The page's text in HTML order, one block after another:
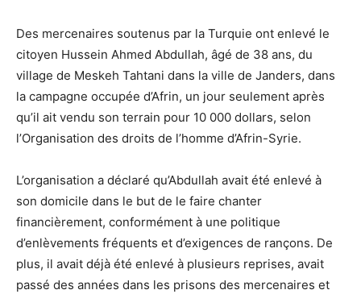
Des mercenaires soutenus par la Turquie ont enlevé le
citoyen Hussein Ahmed Abdullah, âgé de 38 ans, du
village de Meskeh Tahtani dans la ville de Janders, dans
la campagne occupée d’Afrin, un jour seulement après
qu’il ait vendu son terrain pour 10 000 dollars, selon
l’Organisation des droits de l’homme d’Afrin-Syrie.
L’organisation a déclaré qu’Abdullah avait été enlevé à
son domicile dans le but de le faire chanter
financièrement, conformément à une politique
d’enlèvements fréquents et d’exigences de rançons. De
plus, il avait déjà été enlevé à plusieurs reprises, avait
passé des années dans les prisons des mercenaires et